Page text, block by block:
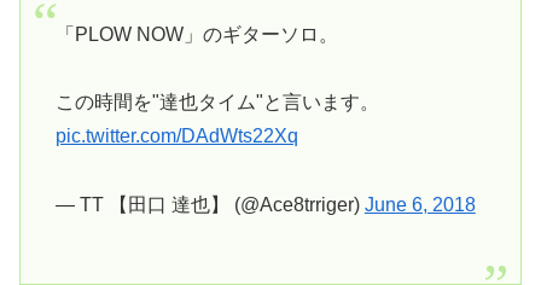
「PLOW NOW」のギターソロ。
この時間を"達也タイム"と言います。
pic.twitter.com/DAdWts22Xq
— TT 【田口 達也】 (@Ace8trriger) June 6, 2018